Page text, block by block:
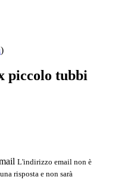
)
piccolo tubbi
L'indirizzo email non è
risposta e non sarà